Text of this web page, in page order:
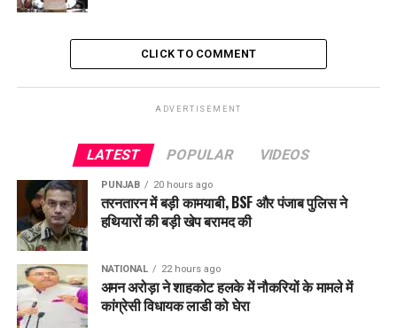
युवाओं को दी जाएगी
डेयरी विकास विभागके उप निदेशक
Dairy Farming,पशुपालन और इससे जुड़े कामों की
Practical Trainingदी।
उपायुक्त (DC)
सिविल सर्जनडॉ. रमनदीप कौर
लीड डिस्ट्रिक्ट मैनेजर (LDM)
केंद्र प्रभारीडॉ. विवेक गोयल
DCहिमांशु जैन का बड़ा बयान
CLICK TO COMMENT
ADVERTISEMENT
LATEST POPULAR VIDEOS
PUNJAB 20 hours ago
तरनतारन में बड़ी कामयाबी, BSF और पंजाब पुलिस ने
हथियारों की बड़ी खेप बरामद की
NATIONAL 22 hours ago
अमन अरोड़ा ने शाहकोट हलके में नौकरियों के मामले में
कांग्रेसी विधायक लाडी को घेरा